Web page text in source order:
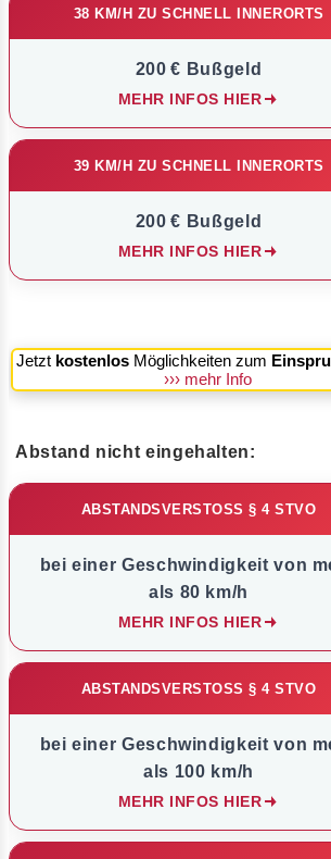
38 KM/H ZU SCHNELL INNERORTS
200 € Bußgeld
MEHR INFOS HIER
39 KM/H ZU SCHNELL INNERORTS
200 € Bußgeld
MEHR INFOS HIER
Jetzt kostenlos Möglichkeiten zum
››› mehr Info
Abstand nicht eingehalten:
ABSTANDSVERSTOSS § 4 STVO
bei einer Geschwindigkeit von
als 80 km/h
MEHR INFOS HIER
ABSTANDSVERSTOSS § 4 STVO
bei einer Geschwindigkeit von
als 100 km/h
MEHR INFOS HIER